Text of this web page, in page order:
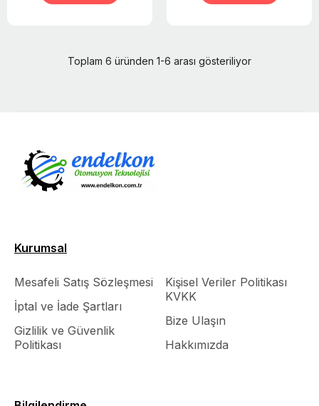
Toplam 6 üründen 1-6 arası gösteriliyor
Kurumsal
Mesafeli Satış Sözleşmesi
İptal ve İade Şartları
Gizlilik ve Güvenlik
Politikası
Kişisel Veriler Politikası
KVKK
Bize Ulaşın
Hakkımızda